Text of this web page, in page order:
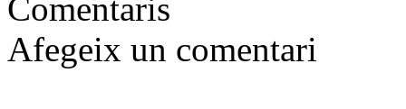
Comentaris
Afegeix un comentari